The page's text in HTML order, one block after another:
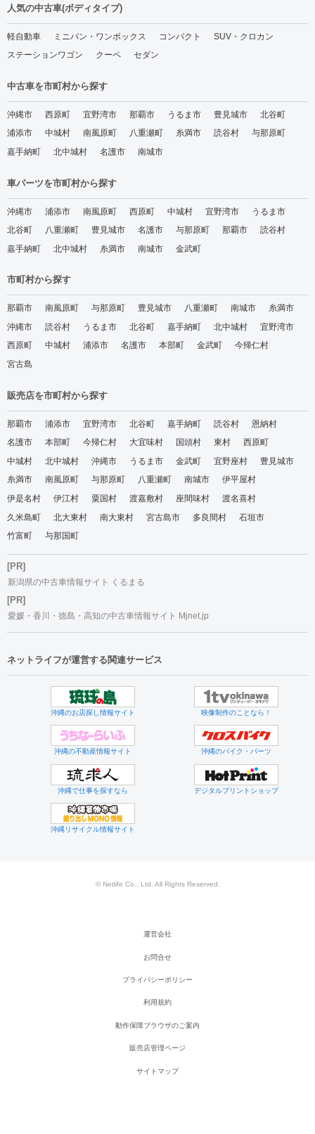
人気の中古車(ボディタイプ)
軽自動車 ミニバン・ワンボックス コンパクト
SUV・クロカン
ステーションワゴン
クーペ セダン
中古車を市町村から探す
沖縄市 西原町 宜野湾市 那覇市 うるま市 豊見城市
北谷町
浦添市
中城村 南風原町 八重瀬町 糸満市 読谷村
与那原町
嘉手納町
北中城村 名護市 南城市
車パーツを市町村から探す
沖縄市 浦添市 南風原町 西原町 中城村 宜野湾市
うるま市
北谷町
八重瀬町 豊見城市 名護市 与那原町 那覇市
読谷村
嘉手納町
北中城村 糸満市 南城市 金武町
市町村から探す
那覇市 南風原町 与那原町 豊見城市 八重瀬町 南城市
糸満市
沖縄市
読谷村 うるま市 北谷町 嘉手納町 北中城村
宜野湾市
西原町
中城村 浦添市 名護市 本部町 金武町
今帰仁村
宮古島
販売店を市町村から探す
那覇市 浦添市 宜野湾市 北谷町 嘉手納町 読谷村
恩納村
名護市
本部町 今帰仁村 大宜味村 国頭村 東村
西原町
中城村
北中城村 沖縄市 うるま市 金武町 宜野座村
豊見城市
糸満市
南風原町 与那原町 八重瀬町 南城市
伊平屋村
伊是名村
伊江村 粟国村 渡嘉敷村 座間味村
渡名喜村
久米島町
北大東村 南大東村 宮古島市 多良間村
石垣市
竹富町
与那国町
[PR]
新潟県の中古車情報サイト くるまる
[PR]
愛媛・香川・徳島・高知の中古車情報サイト Mjnet.jp
ネットライフが運営する関連サービス
沖縄のお店探し情報サイト 映像制作のことなら！
沖縄の不動産情報サイト 沖縄のバイク・パーツ
沖縄で仕事を探すなら デジタルプリントショップ
沖縄リサイクル情報サイト
© Netlife Co., Ltd. All Rights Reserved.
運営会社
お問合せ
プライバシーポリシー
利用規約
動作保障ブラウザのご案内
販売店管理ページ
サイトマップ